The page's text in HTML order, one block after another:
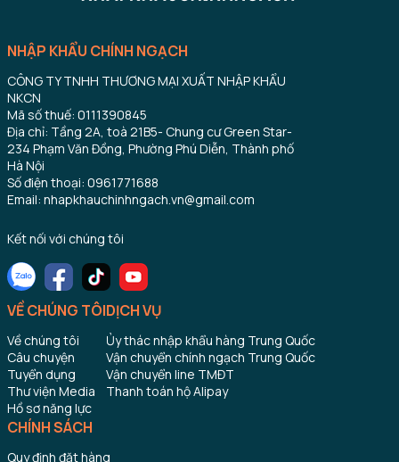
NHẬP KHẨU CHÍNH NGẠCH
CÔNG TY TNHH THƯƠNG MẠI XUẤT NHẬP KHẨU
NKCN
Mã số thuế: 0111390845
Địa chỉ: Tầng 2A, toà 21B5- Chung cư Green Star-
234 Phạm Văn Đồng, Phường Phú Diễn, Thành phố
Hà Nội
Số điện thoại: 0961771688
Email: nhapkhauchinhngach.vn@gmail.com
Kết nối với chúng tôi
VỀ CHÚNG TÔI
Về chúng tôi
Câu chuyện
Tuyển dụng
Thư viện Media
Hồ sơ năng lực
DỊCH VỤ
Ủy thác nhập khẩu hàng Trung Quốc
Vận chuyển chính ngạch Trung Quốc
Vận chuyển line TMĐT
Thanh toán hộ Alipay
CHÍNH SÁCH
Quy định đặt hàng